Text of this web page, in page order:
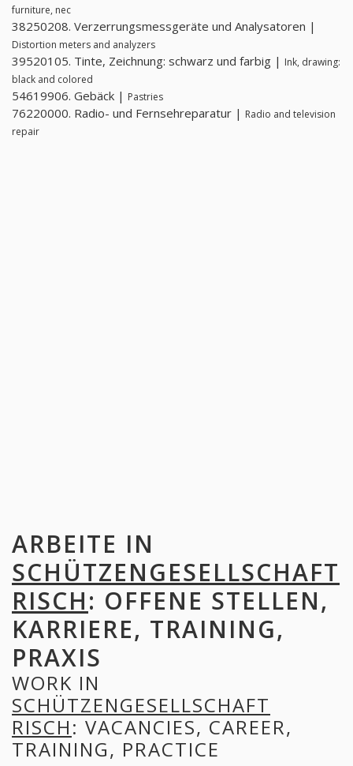
furniture, nec
38250208. Verzerrungsmessgeräte und Analysatoren |
Distortion meters and analyzers
39520105. Tinte, Zeichnung: schwarz und farbig | Ink, drawing:
black and colored
54619906. Gebäck | Pastries
76220000. Radio- und Fernsehreparatur | Radio and television
repair
ARBEITE IN
SCHÜTZENGESELLSCHAFT
RISCH: OFFENE STELLEN,
KARRIERE, TRAINING,
PRAXIS
WORK IN
SCHÜTZENGESELLSCHAFT
RISCH: VACANCIES, CAREER,
TRAINING, PRACTICE